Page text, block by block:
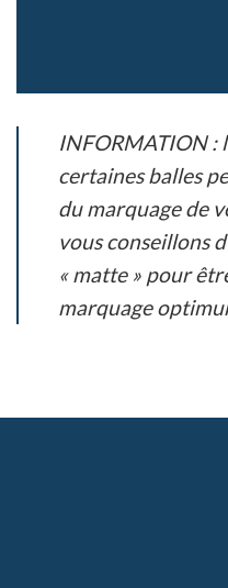
INFORMATION :
certaines balles
du marquage de
vous conseillons
« matte » pour
marquage